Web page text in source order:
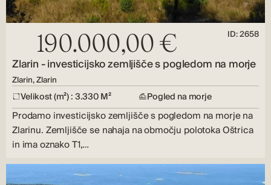
190.000,00 € ID: 2658
Zlarin - investicijsko zemljišče s pogledom na morje
Zlarin, Zlarin
Velikost (m²) : 3.330 M² Pogled na morje
Prodamo investicijsko zemljišče s pogledom na morje na
Zlarinu. Zemljišče se nahaja na območju polotoka Oštrica
in ima oznako T1,…